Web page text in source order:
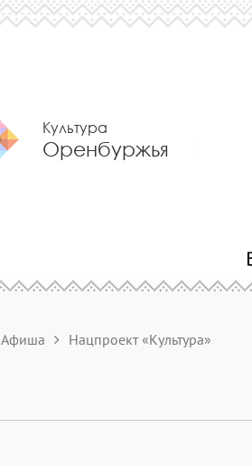
Культура
Оренбуржья
Афиша Нацпроект «Культура»